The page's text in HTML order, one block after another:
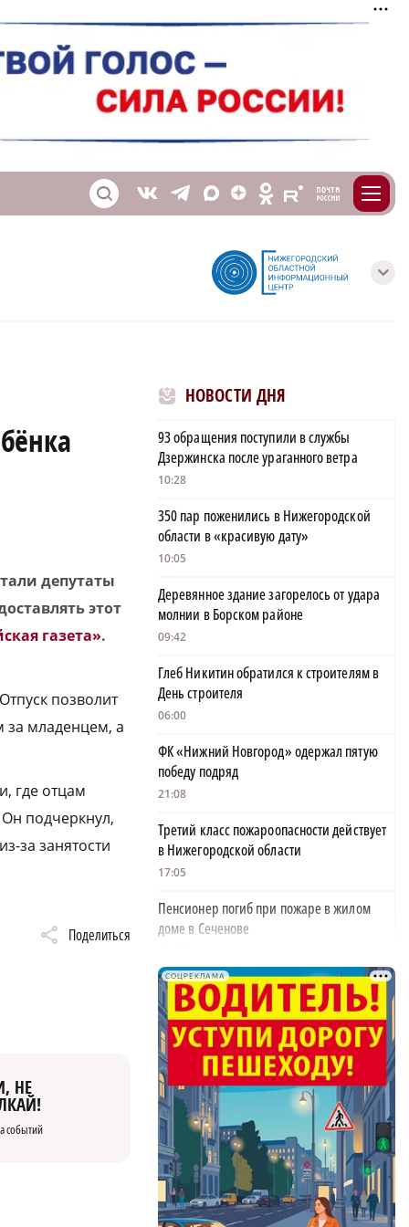
S V T X Z O E m
с
депутаты
этот
газета».
позволит
младенцем, а
где отцам
подчеркнул,
за занятости
Поделиться
НЕ
событий
НОВОСТИ ДНЯ
93 обращения поступили в службы
Дзержинска после ураганного ветра
10:28
350 пар поженились в Нижегородской
области в «красивую дату»
10:05
Деревянное здание загорелось от удара
молнии в Борском районе
09:42
Глеб Никитин обратился к строителям в
День строителя
06:00
ФК «Нижний Новгород» одержал пятую
победу подряд
21:08
Третий класс пожароопасности действует
в Нижегородской области
17:05
Пенсионер погиб при пожаре в жилом
доме в Сеченове
Нижегородец перевел мошенникам более
7,5 млн рублей
15:44
Часть Блиновского пассажа продают в
Нижнем Новгороде
15:04
Врач Николенко назвал причины
усталости у детей
14:50
СОЦРЕКЛАМА